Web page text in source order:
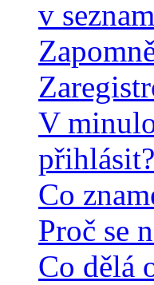
v
V
Co
Proč se
Co dělá